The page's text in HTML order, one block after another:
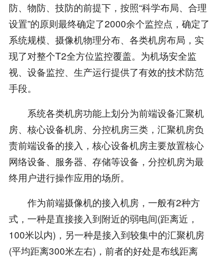
防、物防、技防的前提下，按照“科学布局、合理
设置”的原则最终确定了2000余个监控点，确定了
系统规模、摄像机物理分布、各类机房布局，实
现了对整个T2全方位监控覆盖。为机场安全监
视、设备监控、生产运行提供了有效的技术防范
手段。
系统各类机房功能上划分为前端设备汇聚机
房、核心设备机房、分控机房三类，汇聚机房负
责前端设备的接入，核心设备机房主要放置核心
网络设备、服务器、存储等设备，分控机房为最
终用户进行操作应用的场所。
作为前端摄像机的接入机房，一般有2种方
式，一种是直接接入到附近的弱电间(距离近，
100米以内)，另一种是接入到较集中的汇聚机房
(平均距离300米左右)，前者的好处是布线距离